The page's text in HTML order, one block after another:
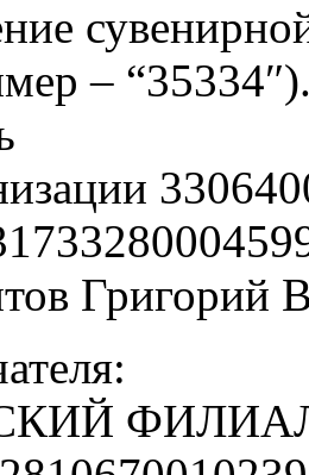
–
Григорий